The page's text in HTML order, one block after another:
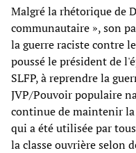
Malgré la rhétorique de
communautaire », son
la guerre raciste contre
poussé le président de
SLFP, à reprendre la
JVP/Pouvoir populaire
continue de maintenir
qui a été utilisée par
la classe ouvrière selon